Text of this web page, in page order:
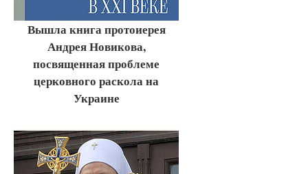
Вышла книга протоиерея
Андрея Новикова,
посвященная проблеме
церковного раскола на
Украине